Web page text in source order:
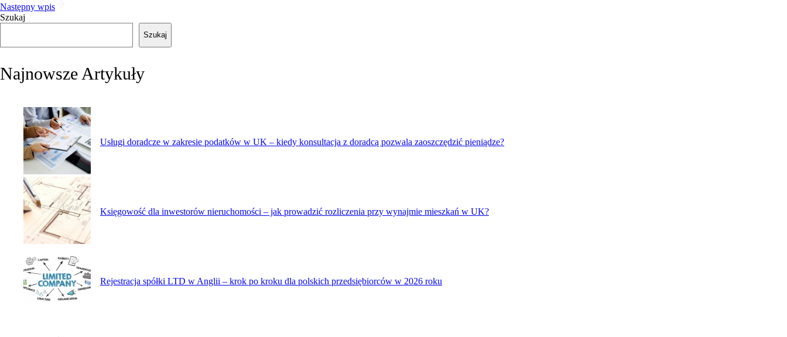
Następny wpis
Szukaj
Szukaj
Najnowsze Artykuły
Usługi doradcze w zakresie podatków w UK – kiedy konsultacja z doradcą pozwala zaoszczędzić pieniądze?
Księgowość dla inwestorów nieruchomości – jak prowadzić rozliczenia przy wynajmie mieszkań w UK?
Rejestracja spółki LTD w Anglii – krok po kroku dla polskich przedsiębiorców w 2026 roku